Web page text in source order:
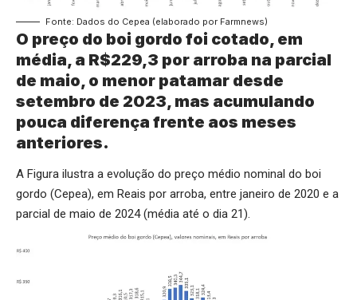
Fonte: Dados do Cepea (elaborado por Farmnews)
O preço do boi gordo foi cotado, em
média, a R$229,3 por arroba na parcial
de maio, o menor patamar desde
setembro de 2023, mas acumulando
pouca diferença frente aos meses
anteriores.
A Figura ilustra a evolução do preço médio nominal do boi
gordo (Cepea), em Reais por arroba, entre janeiro de 2020 e a
parcial de maio de 2024 (média até o dia 21).